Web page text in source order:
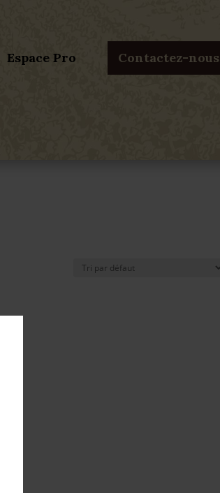
Espace Pro Contactez-nous